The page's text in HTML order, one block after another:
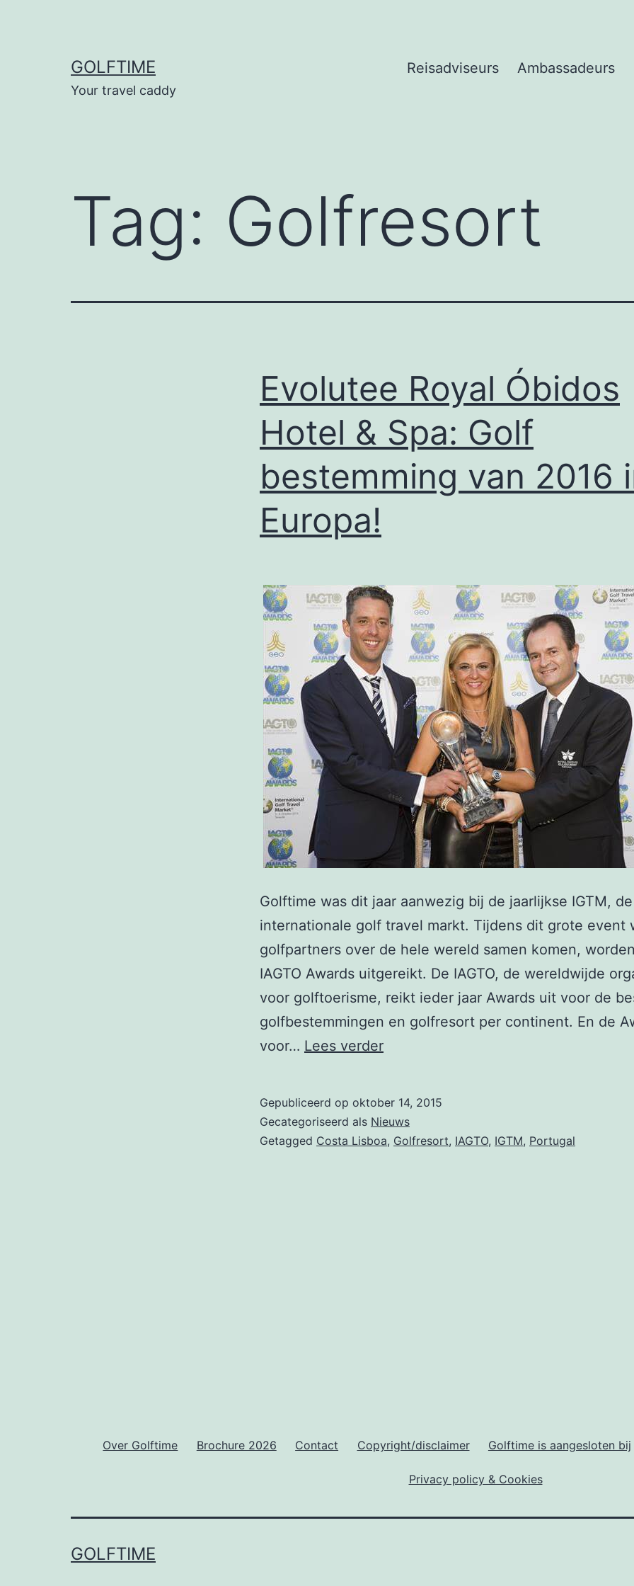
GOLFTIME
Your travel caddy
Reisadviseurs Ambassadeurs
Tag: Golfresort
Evolutee Royal Óbidos
Hotel & Spa: Golf
bestemming van 2016
Europa!
Golftime was dit jaar aanwezig bij de jaarlijkse IGTM, de
internationale golf travel markt. Tijdens dit grote event
golfpartners over de hele wereld samen komen,
IAGTO Awards uitgereikt. De IAGTO, de wereldwijde
voor golftoerisme, reikt ieder jaar Awards uit voor de
golfbestemmingen en golfresort per continent. En de
voor… Lees verderEvolutee
Hotel
&
Gepubliceerd op oktober 14, 2015
Gecategoriseerd als Nieuws
Getagged Costa Lisboa, Golfresort, IAGTO, IGTM, Portugal
Over Golftime Brochure 2026 Contact Copyright/disclaimer Golftime is aangesloten bij
Privacy policy & Cookies
GOLFTIME